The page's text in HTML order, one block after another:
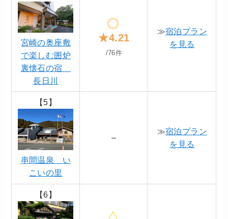
宮崎の奥座敷
で楽しむ囲炉
裏懐石の宿
長日川
★4.21
/76件
≫宿泊プラン
を見る
【5】
串間温泉 い
こいの里
–
≫宿泊プラン
を見る
【6】